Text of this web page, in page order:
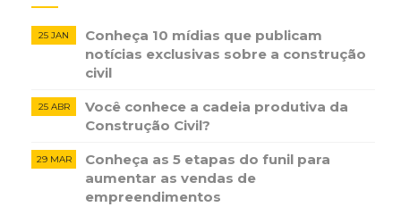
25 JAN
Conheça 10 mídias que publicam
notícias ​exclusivas sobre​ ​a construção​ ​
civil
25 ABR
Você conhece a cadeia produtiva da
Construção Civil?
29 MAR
Conheça as 5 etapas do funil para
aumentar as vendas de
empreendimentos